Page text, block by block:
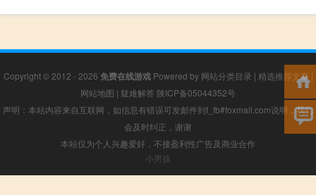
Copyright © 2012 - 2026 免费在线游戏Powered by 网站分类目录 | 精选推荐文章 |
网站地图 | 疑难解答 陕ICP备05044352号
声明：本站内容来自互联网，如信息有错误可发邮件到f_fb#foxmail.com说明，我们
会及时纠正，谢谢
本站仅为个人兴趣爱好，不接盈利性广告及商业合作
小男孩